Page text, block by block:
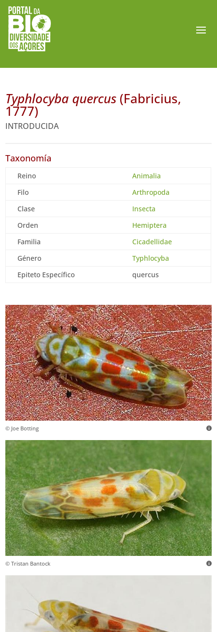
Typhlocyba quercus (Fabricius,
1777)
INTRODUCIDA
Taxonomía
Reino
Animalia
Filo
Arthropoda
Clase
Insecta
Orden
Hemiptera
Familia
Cicadellidae
Género
Typhlocyba
Epiteto Específico
quercus
© Joe Botting
© Tristan Bantock